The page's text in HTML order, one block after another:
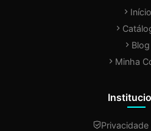
Início
Blog
Minha
Privacidade